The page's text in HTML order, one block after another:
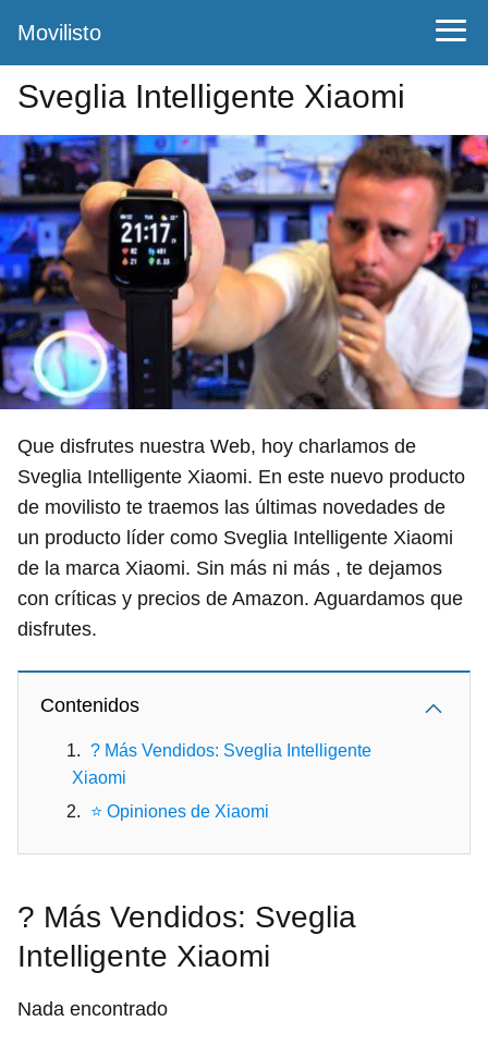
Movilisto
Sveglia Intelligente Xiaomi
Que disfrutes nuestra Web, hoy charlamos de
Sveglia Intelligente Xiaomi. En este nuevo producto
de movilisto te traemos las últimas novedades de
un producto líder como Sveglia Intelligente Xiaomi
de la marca Xiaomi. Sin más ni más , te dejamos
con críticas y precios de Amazon. Aguardamos que
disfrutes.
Contenidos
? Más Vendidos: Sveglia Intelligente
Xiaomi
⭐ Opiniones de Xiaomi
? Más Vendidos: Sveglia
Intelligente Xiaomi
Nada encontrado